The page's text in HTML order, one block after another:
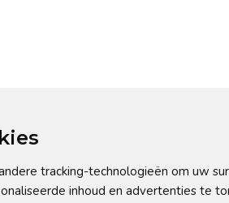
tracking-technologieën om uw
inhoud en advertenties te